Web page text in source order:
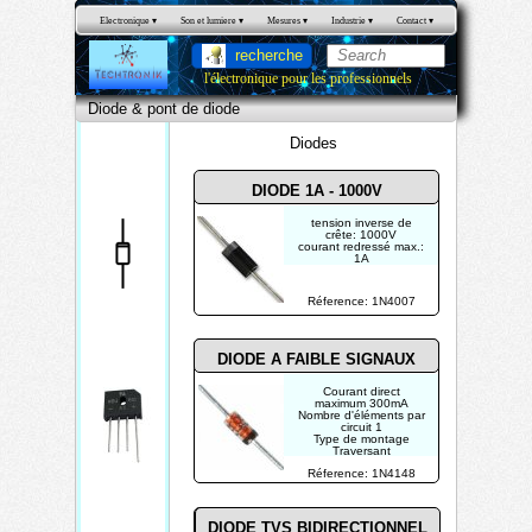
Electronique ▾ Son et lumiere ▾ Mesures ▾ Industrie ▾ Contact ▾
recherche
l'électronique pour les professionnels
Diodes
Diode & pont de diode
Réference: 1N4007
Réference: 1N4148
Courant direct
maximum 300mA
Nombre d'éléments par
circuit 1
Type de montage
Traversant
maximum 100V
tension inverse de
crête: 1000V
courant redressé max.:
1A
courant inverse max.
(25°C): 5µA
tension directe max.:
DIODE A FAIBLE SIGNAUX
DIODE TVS BIDIRECTIONNEL
DIODE 1A - 1000V
Diod
de
diod